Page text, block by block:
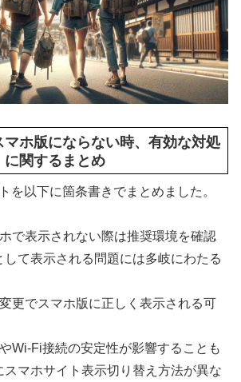
マホ版にならない時、有効な対処
関するまとめ
を以下に箇条書きでまとめました。
で表示されない際は推奨環境を確認
して表示される問題には多岐にわたる
更でスマホ版に正しく表示される可
Wi-Fi接続の安定性が影響することも
スマホサイト表示切り替え方法が異な